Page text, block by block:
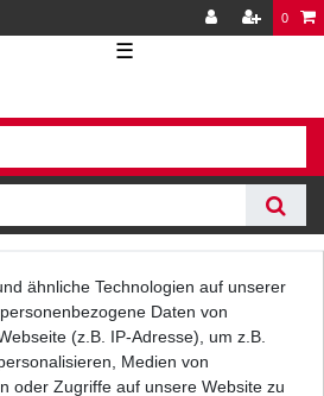
0
☰
ähnliche Technologien auf unserer
Daten von
(z.B. IP-Adresse), um z.B.
Medien von
oder Zugriffe auf unsere Website zu